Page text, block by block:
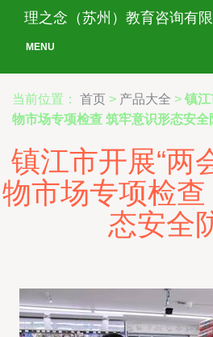
理之念（苏州）教育咨询有限
MENU
当前位置： 首页 > 产品大全 > 镇江
物市场专项检查 筑牢意识形态安全
镇江市开展“两
物市场专项检
态安全